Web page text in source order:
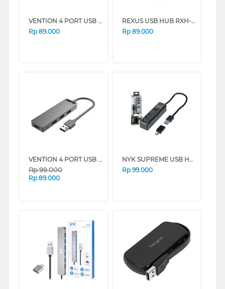
VENTION 4 PORT USB 2.0 HUB WITH POWER SUPPLY CHMHD
Rp 89.000
REXUS USB HUB RXH-329
Rp 89.000
VENTION 4 PORT USB 2.0 HUB WITH POWER SUPPLY CHMBF
Rp99.000
Rp 89.000
NYK SUPREME USB HUB V3.0 4 PORT UC-01
Rp 99.000